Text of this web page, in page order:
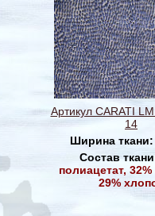
Артикул CARATI
14
Ширина
Состав
полиацетат,
29%